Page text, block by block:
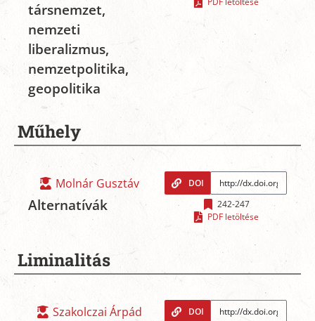
társnemzet,
nemzeti
liberalizmus,
nemzetpolitika,
geopolitika
Műhely
Molnár Gusztáv
Alternatívák
DOI
242-247
PDF letöltése
Liminalitás
Szakolczai Árpád
DOI